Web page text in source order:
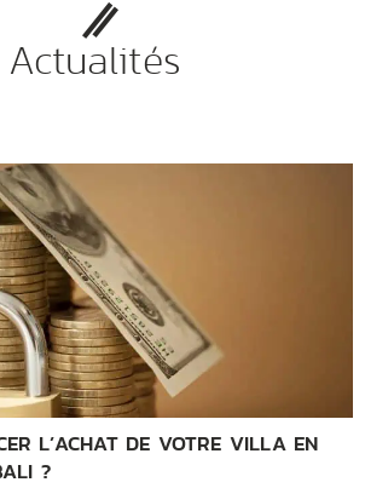
Actualités
L’ACHAT DE VOTRE VILLA EN
?